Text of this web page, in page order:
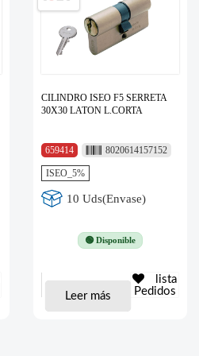
CILINDRO ISEO F5 SERRETA
30X30 LATON L.CORTA
659414 8020614157152
ISEO_5%
10 Uds(Envase)
🟢 Disponible
Leer más
lista
Pedidos